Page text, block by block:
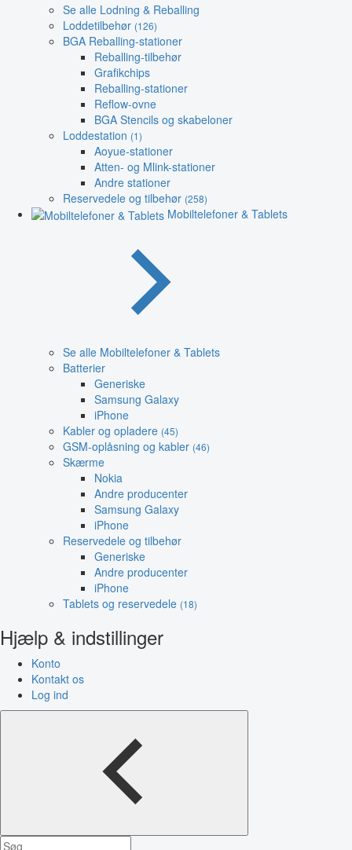
Se alle Lodning & Reballing
Loddetilbehør (126)
BGA Reballing-stationer
Reballing-tilbehør
Grafikchips
Reballing-stationer
Reflow-ovne
BGA Stencils og skabeloner
Loddestation (1)
Aoyue-stationer
Atten- og Mlink-stationer
Andre stationer
Reservedele og tilbehør (258)
Mobiltelefoner & Tablets
Se alle Mobiltelefoner & Tablets
Batterier
Generiske
Samsung Galaxy
iPhone
Kabler og opladere (45)
GSM-oplåsning og kabler (46)
Skærme
Nokia
Andre producenter
Samsung Galaxy
iPhone
Reservedele og tilbehør
Generiske
Andre producenter
iPhone
Tablets og reservedele (18)
Hjælp & indstillinger
Konto
Kontakt os
Log ind